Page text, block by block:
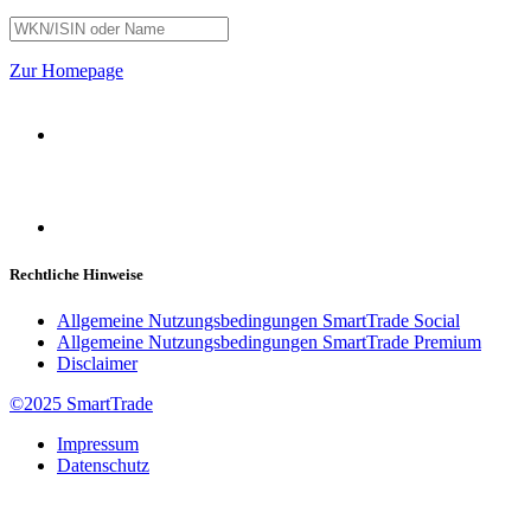
Zur Homepage
Rechtliche Hinweise
Allgemeine Nutzungsbedingungen SmartTrade Social
Allgemeine Nutzungsbedingungen SmartTrade Premium
Disclaimer
©2025 SmartTrade
Impressum
Datenschutz